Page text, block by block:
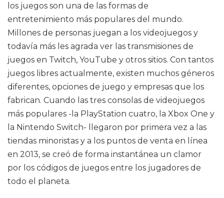
los juegos son una de las formas de
entretenimiento más populares del mundo.
Millones de personas juegan a los videojuegos y
todavía más les agrada ver las transmisiones de
juegos en Twitch, YouTube y otros sitios. Con tantos
juegos libres actualmente, existen muchos géneros
diferentes, opciones de juego y empresas que los
fabrican. Cuando las tres consolas de videojuegos
más populares -la PlayStation cuatro, la Xbox One y
la Nintendo Switch- llegaron por primera vez a las
tiendas minoristas y a los puntos de venta en línea
en 2013, se creó de forma instantánea un clamor
por los códigos de juegos entre los jugadores de
todo el planeta.